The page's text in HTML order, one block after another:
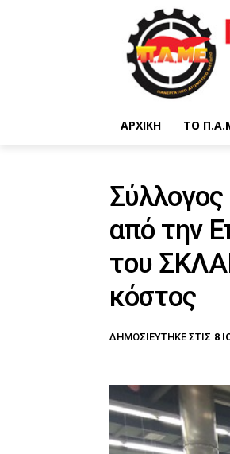
ΑΡΧΙΚΉ ΤΟ
από την
του
κόστος
ΔΗΜΟΣΙΕΎΤΗΚΕ ΣΤΙΣ 8